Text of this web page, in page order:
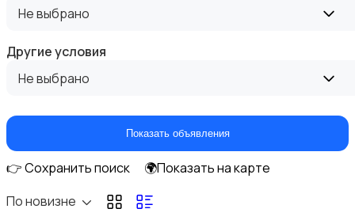
Управление персоналом
Не выбрано
Другие условия
Не выбрано
Показать объявления
👉 Сохранить поиск
🌍Показать на карте
По новизне